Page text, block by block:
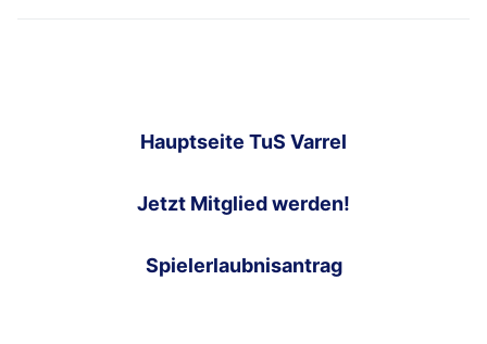
Hauptseite TuS Varrel
Jetzt Mitglied werden!
Spielerlaubnisantrag